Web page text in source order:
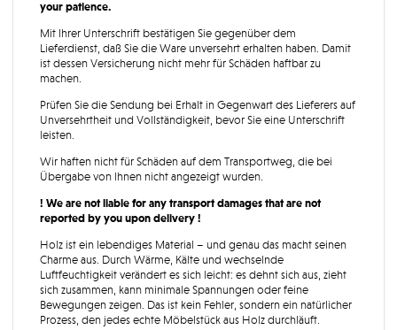
your patience.
Mit Ihrer Unterschrift bestätigen Sie gegenüber dem
Lieferdienst, daß Sie die Ware unversehrt erhalten haben. Damit
ist dessen Versicherung nicht mehr für Schäden haftbar zu
machen.
Prüfen Sie die Sendung bei Erhalt in Gegenwart des Lieferers auf
Unversehrtheit und Vollständigkeit, bevor Sie eine Unterschrift
leisten.
Wir haften nicht für Schäden auf dem Transportweg, die bei
Übergabe von Ihnen nicht angezeigt wurden.
! We are not liable for any transport damages that are not
reported by you upon delivery !
Holz ist ein lebendiges Material – und genau das macht seinen
Charme aus. Durch Wärme, Kälte und wechselnde
Luftfeuchtigkeit verändert es sich leicht: es dehnt sich aus, zieht
sich zusammen, kann minimale Spannungen oder feine
Bewegungen zeigen. Das ist kein Fehler, sondern ein natürlicher
Prozess, den jedes echte Möbelstück aus Holz durchläuft.